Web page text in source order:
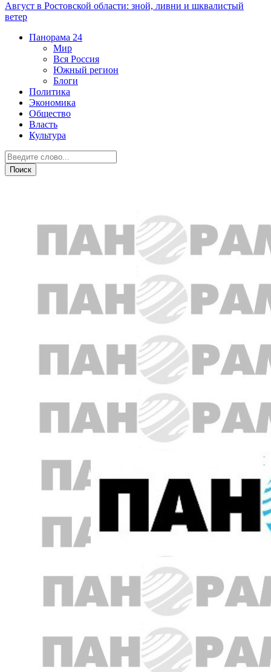
Август в Ростовской области: зной, ливни и шквалистый
ветер
Панорама 24
Мир
Вся Россия
Южный регион
Блоги
Политика
Экономика
Общество
Власть
Культура